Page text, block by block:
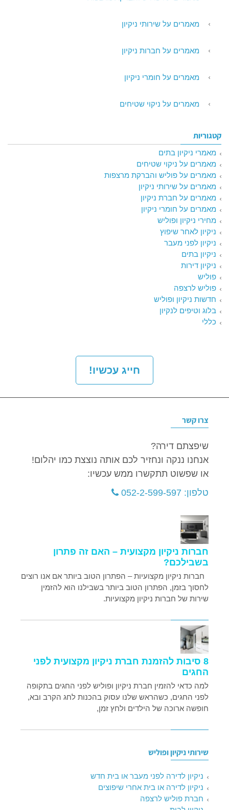
מאמרים על שירותי ניקיון
מאמרים על חברות ניקיון
מאמרים על חומרי ניקיון
מאמרים על ניקוי שטיחים
קטגוריות
מאמרי ניקיון בתים
מאמרים על ניקוי שטיחים
מאמרים על פוליש והברקת מרצפות
מאמרים על שירותי ניקיון
מאמרים על חברת ניקיון
מאמרים על חומרי ניקיון
מחירי ניקיון ופוליש
ניקיון לאחר שיפוץ
ניקיון לפני מעבר
ניקיון בתים
ניקיון דירות
פוליש
פוליש לרצפה
חדשות ניקיון ופוליש
בלוג וטיפים לנקיון
כללי
חייג עכשיו!
צרו קשר
שיפצתם דירה?
אנחנו ננקה ונחזיר לכם אותה נוצצת כמו יהלום!
או שפשוט תתקשרו ממש עכשיו:
טלפון: 052-2-599-597
חברות ניקיון מקצועית – האם זה פתרון
בשבילכם?
חברות ניקיון מקצועיות – הפתרון הטוב ביותר אם אנו רוצים
לחסוך בזמן, הפתרון הטוב ביותר בשבילנו הוא להזמין
שירות של חברות ניקיון מקצועיות.
8 סיבות להזמנת חברת ניקיון מקצועית לפני
החגים
למה כדאי להזמין חברת ניקיון ופוליש לפני החגים בתקופה
לפני החגים, כשהראש שלנו עסוק בהכנות לחג הקרב ובא,
חופשה ארוכה של הילדים ולחץ זמן,
שירותי ניקיון ופוליש
ניקיון לדירה לפני מעבר או בית חדש
ניקיון לדירה או בית אחרי שיפוצים
חברת פוליש לרצפה